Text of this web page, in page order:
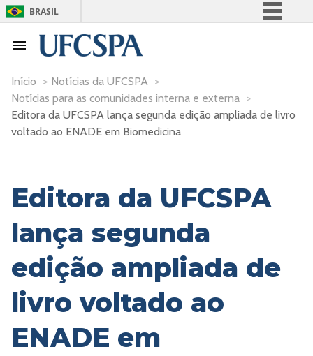
BRASIL
Acesso à informação
Legislação
Início > Notícias da UFCSPA >
Notícias para as comunidades interna e externa >
Editora da UFCSPA lança segunda edição ampliada de livro
voltado ao ENADE em Biomedicina
Editora da UFCSPA
lança segunda
edição ampliada de
livro voltado ao
ENADE em